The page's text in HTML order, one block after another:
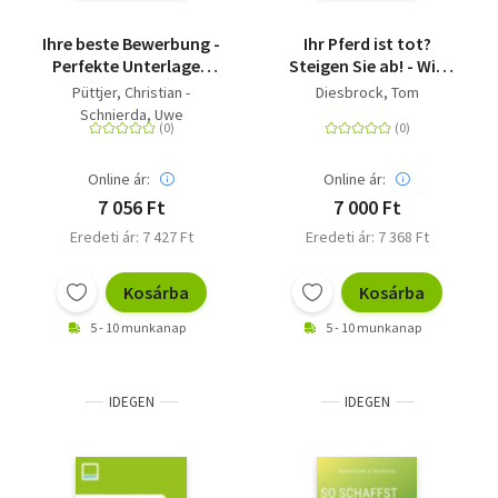
Ihre beste Bewerbung -
Perfekte Unterlagen
im Originalformat Mit
Insiderkommentaren
Püttjer, Christian -
Schnierda, Uwe
Online ár:
7 056 Ft
Eredeti ár: 7 427 Ft
Kosárba
5 - 10 munkanap
Ihr Pferd ist tot?
Steigen Sie ab! - Wie
Sie sich die innere
beruflich umzusatteln
Diesbrock, Tom
Online ár:
7 000 Ft
Eredeti ár: 7 368 Ft
Kosárba
5 - 10 munkanap
IDEGEN IDEGEN